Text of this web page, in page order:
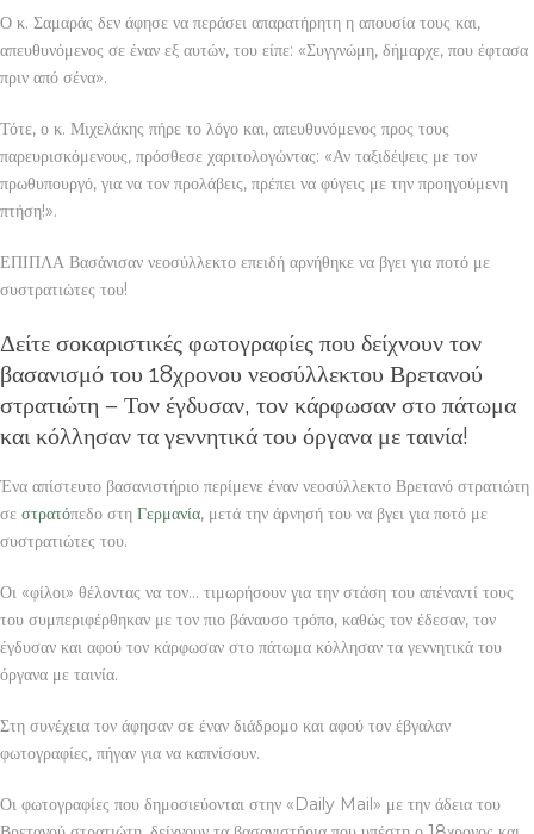
Ο κ. Σαμαράς δεν άφησε να περάσει απαρατήρητη η απουσία τους και,
απευθυνόμενος σε έναν εξ αυτών, του είπε: «Συγγνώμη, δήμαρχε, που έφτασα
πριν από σένα».
Τότε, ο κ. Μιχελάκης πήρε το λόγο και, απευθυνόμενος προς τους
παρευρισκόμενους, πρόσθεσε χαριτολογώντας: «Αν ταξιδέψεις με τον
πρωθυπουργό, για να τον προλάβεις, πρέπει να φύγεις με την προηγούμενη
πτήση!».
ΕΠΙΠΛΑ Βασάνισαν νεοσύλλεκτο επειδή αρνήθηκε να βγει για ποτό με
συστρατιώτες του!
Δείτε σοκαριστικές φωτογραφίες που δείχνουν τον
βασανισμό του 18χρονου νεοσύλλεκτου Βρετανού
στρατιώτη – Τον έγδυσαν, τον κάρφωσαν στο πάτωμα
και κόλλησαν τα γεννητικά του όργανα με ταινία!
Ένα απίστευτο βασανιστήριο περίμενε έναν νεοσύλλεκτο Βρετανό στρατιώτη
σε στρατόπεδο στη Γερμανία, μετά την άρνησή του να βγει για ποτό με
συστρατιώτες του.
Οι «φίλοι» θέλοντας να τον… τιμωρήσουν για την στάση του απέναντί τους
του συμπεριφέρθηκαν με τον πιο βάναυσο τρόπο, καθώς τον έδεσαν, τον
έγδυσαν και αφού τον κάρφωσαν στο πάτωμα κόλλησαν τα γεννητικά του
όργανα με ταινία.
Στη συνέχεια τον άφησαν σε έναν διάδρομο και αφού τον έβγαλαν
φωτογραφίες, πήγαν για να καπνίσουν.
Οι φωτογραφίες που δημοσιεύονται στην «Daily Mail» με την άδεια του